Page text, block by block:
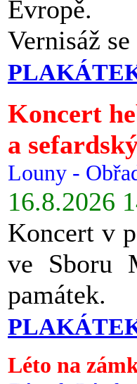
Evropě.
Vernisáž
Koncert
a
Louny -
16.8.2026
Koncert v
ve Sboru
památek.
Léto na